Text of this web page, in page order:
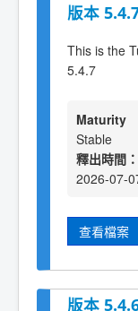
版本
This is the
5.4.7
Maturity
Stable
釋出時間：
2026-07-
查看檔案
版本